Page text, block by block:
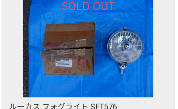
SOLD OUT
ルーカス フォグライト SFT576